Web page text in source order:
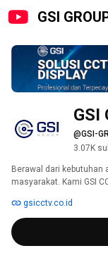
GSI
GSI
@GSI-
3.07K
Berawal dari
masyarakat. Kami GSI
perusahaan GSI CCTV
pengalaman dibidang
Berjalannya waktu,
berkembang dengan
gsicctv.co.id